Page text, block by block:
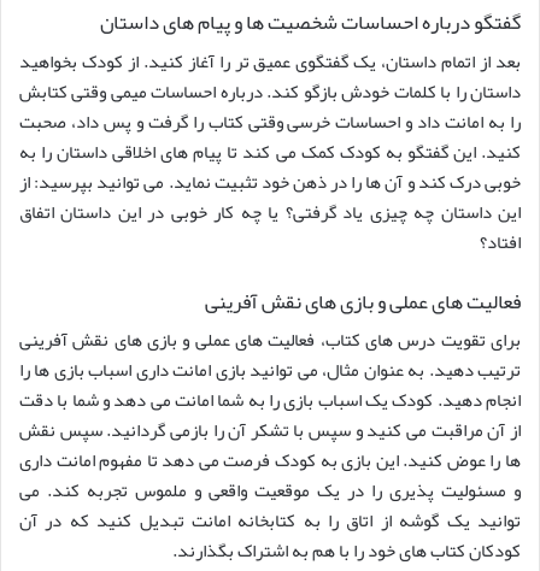
گفتگو درباره احساسات شخصیت ها و پیام های داستان
بعد از اتمام داستان، یک گفتگوی عمیق تر را آغاز کنید. از کودک بخواهید
داستان را با کلمات خودش بازگو کند. درباره احساسات میمی وقتی کتابش
را به امانت داد و احساسات خرسی وقتی کتاب را گرفت و پس داد، صحبت
کنید. این گفتگو به کودک کمک می کند تا پیام های اخلاقی داستان را به
خوبی درک کند و آن ها را در ذهن خود تثبیت نماید. می توانید بپرسید: از
این داستان چه چیزی یاد گرفتی؟ یا چه کار خوبی در این داستان اتفاق
افتاد؟
فعالیت های عملی و بازی های نقش آفرینی
برای تقویت درس های کتاب، فعالیت های عملی و بازی های نقش آفرینی
ترتیب دهید. به عنوان مثال، می توانید بازی امانت داری اسباب بازی ها را
انجام دهید. کودک یک اسباب بازی را به شما امانت می دهد و شما با دقت
از آن مراقبت می کنید و سپس با تشکر آن را بازمی گردانید. سپس نقش
ها را عوض کنید. این بازی به کودک فرصت می دهد تا مفهوم امانت داری
و مسئولیت پذیری را در یک موقعیت واقعی و ملموس تجربه کند. می
توانید یک گوشه از اتاق را به کتابخانه امانت تبدیل کنید که در آن
کودکان کتاب های خود را با هم به اشتراک بگذارند.